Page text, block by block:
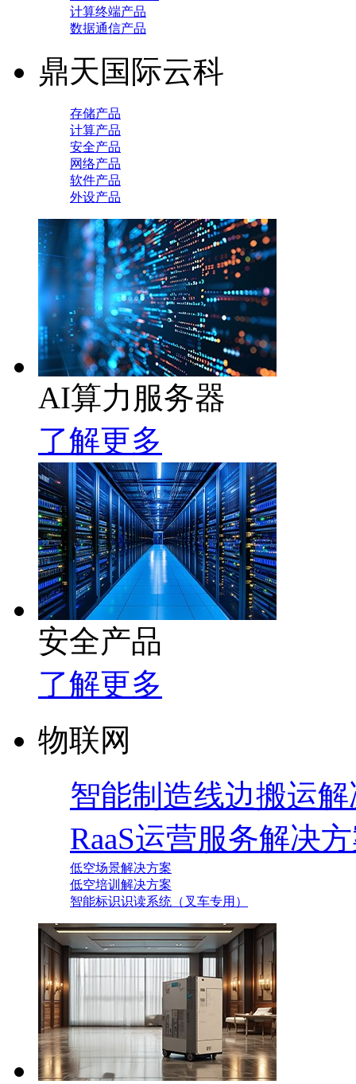
计算终端产品
数据通信产品
鼎天国际云科
存储产品
计算产品
安全产品
网络产品
软件产品
外设产品
AI算力服务器
了解更多
安全产品
了解更多
物联网
智能制造线边搬运
RaaS运营服务解决
低空场景解决方案
低空培训解决方案
智能标识识读系统（叉车专用）